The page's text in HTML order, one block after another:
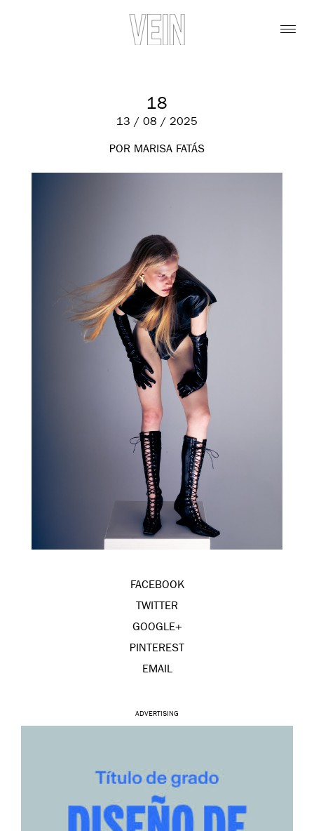
18
13 / 08 / 2025
POR MARISA FATÁS
FACEBOOK
TWITTER
GOOGLE+
PINTEREST
EMAIL
ADVERTISING